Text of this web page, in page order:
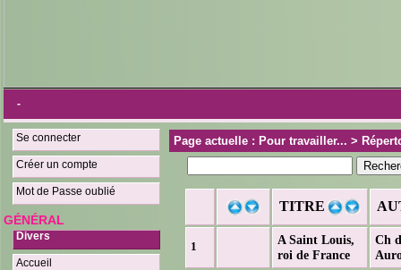
-
Se connecter
Créer un compte
Mot de Passe oublié
GÉNÉRAL
Divers
Accueil
Page actuelle : Pour travailler... >
TITRE
1
A Saint Louis,
roi de France
Ch